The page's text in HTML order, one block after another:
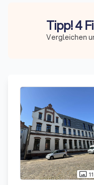
Tipp! 4
Vergleichen
photo_size_select_actual 11